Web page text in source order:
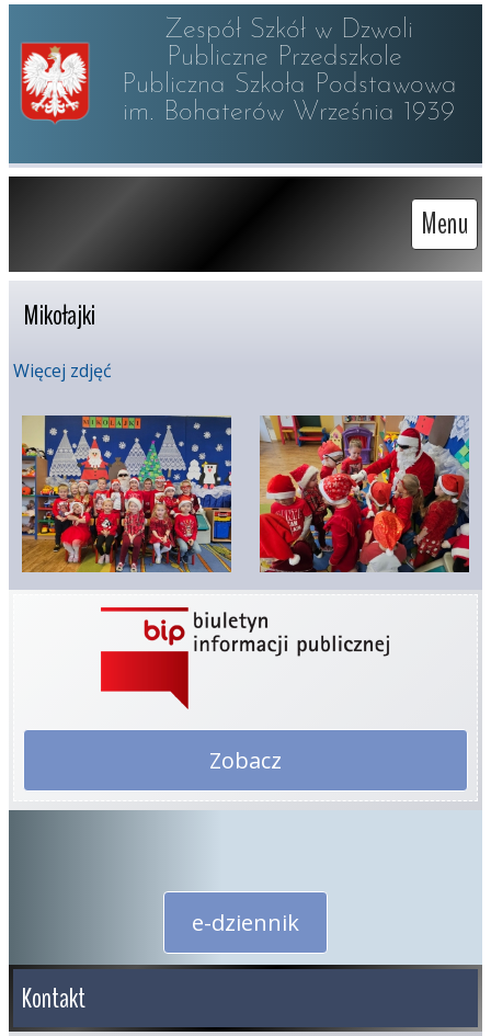
Zespół Szkół w Dzwoli
Publiczne Przedszkole
Publiczna Szkoła Podstawowa
im. Bohaterów Września 1939
Menu
Mikołajki
Więcej zdjęć
Zobacz
e-dziennik
Kontakt